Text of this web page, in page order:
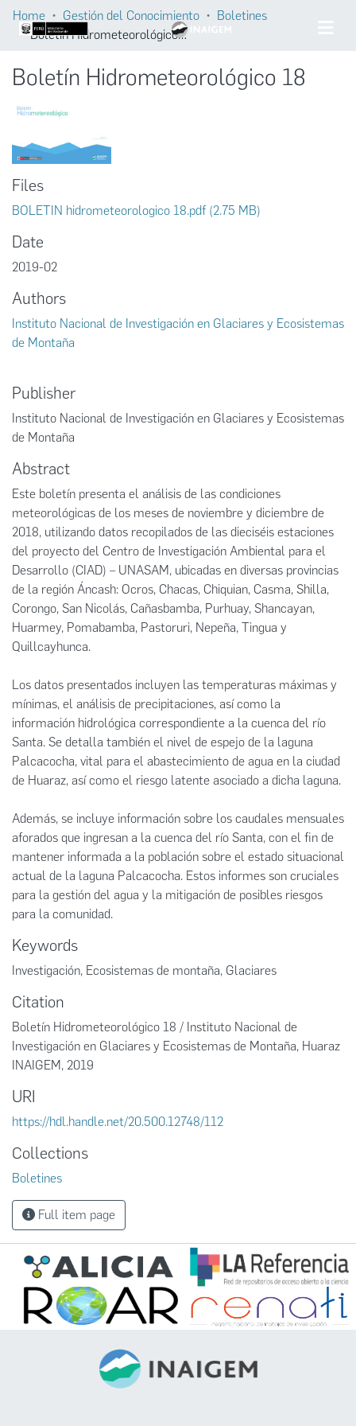
Home Gestión del Conocimiento
Boletines
Boletín Hidrometeorológico 18
Boletín Hidrometeorológico 18
Files
BOLETIN hidrometeorologico 18.pdf (2.75 MB)
Date
2019-02
Authors
Instituto Nacional de Investigación en Glaciares y Ecosistemas
de Montaña
Publisher
Instituto Nacional de Investigación en Glaciares y Ecosistemas
de Montaña
Abstract
Este boletín presenta el análisis de las condiciones
meteorológicas de los meses de noviembre y diciembre de
2018, utilizando datos recopilados de las dieciséis estaciones
del proyecto del Centro de Investigación Ambiental para el
Desarrollo (CIAD) – UNASAM, ubicadas en diversas provincias
de la región Áncash: Ocros, Chacas, Chiquian, Casma, Shilla,
Corongo, San Nicolás, Cañasbamba, Purhuay, Shancayan,
Huarmey, Pomabamba, Pastoruri, Nepeña, Tingua y
Quillcayhunca.
Los datos presentados incluyen las temperaturas máximas y
mínimas, el análisis de precipitaciones, así como la
información hidrológica correspondiente a la cuenca del río
Santa. Se detalla también el nivel de espejo de la laguna
Palcacocha, vital para el abastecimiento de agua en la ciudad
de Huaraz, así como el riesgo latente asociado a dicha laguna.
Además, se incluye información sobre los caudales mensuales
aforados que ingresan a la cuenca del río Santa, con el fin de
mantener informada a la población sobre el estado situacional
actual de la laguna Palcacocha. Estos informes son cruciales
para la gestión del agua y la mitigación de posibles riesgos
para la comunidad.
Keywords
Investigación, Ecosistemas de montaña, Glaciares
Citation
Boletín Hidrometeorológico 18 / Instituto Nacional de
Investigación en Glaciares y Ecosistemas de Montaña, Huaraz
INAIGEM, 2019
URI
https://hdl.handle.net/20.500.12748/112
Collections
Boletines
Full item page